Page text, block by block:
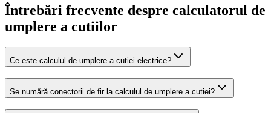
Întrebări frecvente despre calculatorul de
umplere a cutiilor
Ce este calculul de umplere a cutiei electrice?
Se numără conectorii de fir la calculul de umplere a cutiei?